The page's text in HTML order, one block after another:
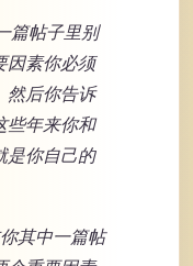
篇帖子里别
因素你必须
然后你告诉
些年来你和
是你自己的
其中一篇帖